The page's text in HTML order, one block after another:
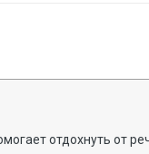
отдохнуть от